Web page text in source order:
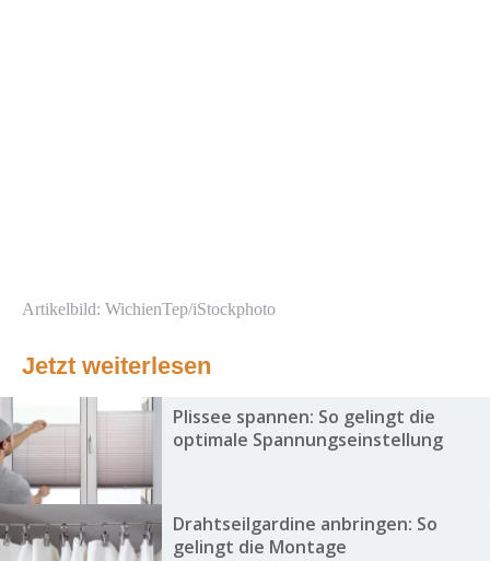
Artikelbild: WichienTep/iStockphoto
Jetzt weiterlesen
Plissee spannen: So gelingt die
optimale Spannungseinstellung
Drahtseilgardine anbringen: So
gelingt die Montage